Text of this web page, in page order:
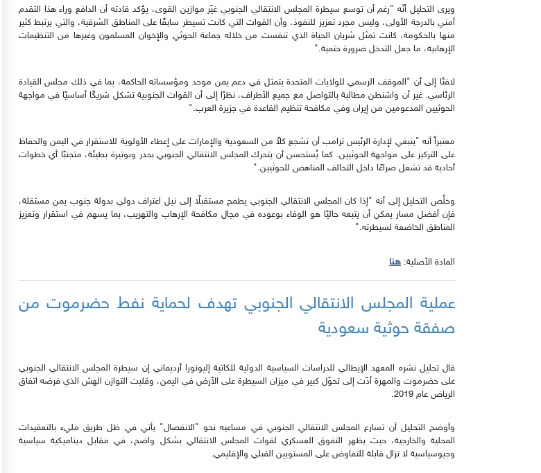
ويرى التحليل أنّه "رغم أن توسع سيطرة المجلس الانتقالي الجنوبي غيّر موازين القوى، يؤكد قادته أن الدافع وراء هذا التقدم
أمني بالدرجة الأولى، وليس مجرد تعزيز للنفوذ، وأن القوات التي كانت تسيطر سابقًا على المناطق الشرقية، والتي يرتبط كثير
منها بالحكومة، كانت تمثل شريان الحياة الذي تنفست من خلاله جماعة الحوثي والإخوان المسلمون وغيرها من التنظيمات
الإرهابية، ما جعل التدخل ضرورة حتمية."
لافتًا إلى أن "الموقف الرسمي للولايات المتحدة يتمثل في دعم يمن موحد ومؤسساته الحاكمة، بما في ذلك مجلس القيادة
الرئاسي. غير أن واشنطن مطالبة بالتواصل مع جميع الأطراف، نظرًا إلى أن القوات الجنوبية تشكل شريكًا أساسيًا في مواجهة
الحوثيين المدعومين من إيران وفي مكافحة تنظيم القاعدة في جزيرة العرب."
معتبراً أنه "ينبغي لإدارة الرئيس ترامب أن تشجع كلاً من السعودية والإمارات على إعطاء الأولوية للاستقرار في اليمن والحفاظ
على التركيز على مواجهة الحوثيين. كما يُستحسن أن يتحرك المجلس الانتقالي الجنوبي بحذر وبوتيرة بطيئة، متجنبًا أي خطوات
أحادية قد تشعل صراعًا داخل التحالف المناهض للحوثيين."
وخلُص التحليل إلى أنه "إذا كان المجلس الانتقالي الجنوبي يطمح مستقبلًا إلى نيل اعتراف دولي بدولة جنوب يمن مستقلة،
فإن أفضل مسار يمكن أن يتبعه حاليًا هو الوفاء بوعوده في مجال مكافحة الإرهاب والتهريب، بما يسهم في استقرار وتعزيز
المناطق الخاضعة لسيطرته."
المادة الأصلية: هنا
عملية المجلس الانتقالي الجنوبي تهدف لحماية نفط حضرموت من
صفقة حوثية سعودية
قال تحليل نشره المعهد الإيطالي للدراسات السياسية الدولية للكاتبة إليونورا أرديماني إن سيطرة المجلس الانتقالي الجنوبي
على حضرموت والمهرة أدّت إلى تحوّل كبير في ميزان السيطرة على الأرض في اليمن، وقلبت التوازن الهش الذي فرضه اتفاق
الرياض عام 2019.
وأوضح التحليل أن تسارع المجلس الانتقالي الجنوبي في مساعيه نحو "الانفصال" يأتي في ظل طريق مليء بالتعقيدات
المحلية والخارجية، حيث يظهر التفوق العسكري لقوات المجلس الانتقالي بشكل واضح، في مقابل ديناميكية سياسية
وجيوسياسية لا تزال قابلة للتفاوض على المستويين القبلي والإقليمي.